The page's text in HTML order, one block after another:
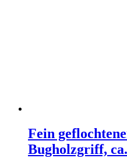
Fein
Bugholzgriff,